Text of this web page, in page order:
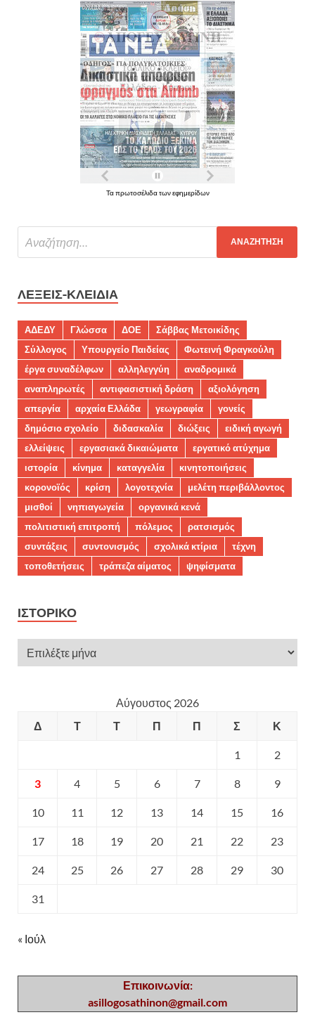
Τα πρωτοσέλιδα των εφημερίδων
ΛΈΞΕΙΣ-ΚΛΕΙΔΙΆ
ΑΔΕΔΥ Γλώσσα ΔΟΕ
Σάββας Μετοικίδης
Σύλλογος
Υπουργείο Παιδείας
Φωτεινή Φραγκούλη
έργα συναδέλφων
αλληλεγγύη
αναδρομικά
αναπληρωτές
αντιφασιστική δράση
αξιολόγηση
απεργία
αρχαία Ελλάδα γεωγραφία
γονείς
δημόσιο σχολείο
διδασκαλία διώξεις
ειδική αγωγή
ελλείψεις
εργασιακά δικαιώματα
εργατικό ατύχημα
ιστορία
κίνημα καταγγελία
κινητοποιήσεις
κορονοϊός
κρίση λογοτεχνία
μελέτη περιβάλλοντος
μισθοί
νηπιαγωγεία
οργανικά κενά
πολιτιστική επιτροπή
πόλεμος
ρατσισμός
συντάξεις
συντονισμός σχολικά κτίρια
τέχνη
τοποθετήσεις
τράπεζα αίματος ψηφίσματα
ΙΣΤΟΡΙΚΌ
Αύγουστος 2026
Δ
Τ Τ Π Π Σ Κ
1 2
3 4 5 6 7 8 9
10 11 12 13 14 15 16
17 18 19 20 21 22 23
24 25 26 27 28 29 30
31
« Ιούλ
Επικοινωνία:
asillogosathinon@gmail.com